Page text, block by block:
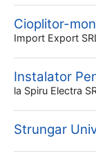
Cioplitor-
Import Export
Instalator
la Spiru Electra
Strungar